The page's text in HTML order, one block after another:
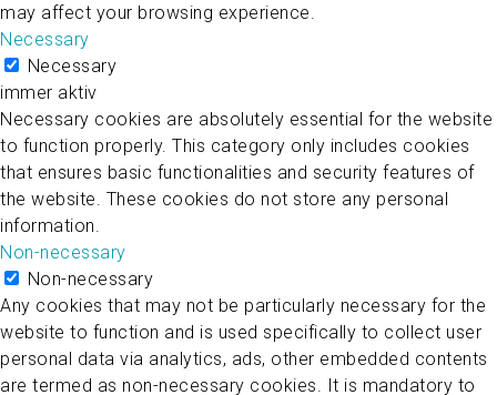
may affect your browsing experience.
Necessary
Necessary
immer aktiv
Necessary cookies are absolutely essential for the website
to function properly. This category only includes cookies
that ensures basic functionalities and security features of
the website. These cookies do not store any personal
information.
Non-necessary
Non-necessary
Any cookies that may not be particularly necessary for the
website to function and is used specifically to collect user
personal data via analytics, ads, other embedded contents
are termed as non-necessary cookies. It is mandatory to